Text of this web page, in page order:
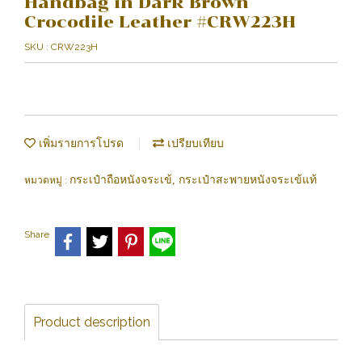
Crocodile Leather #CRW223H
SKU : CRW223H
เพิ่มรายการโปรด เปรียบเทียบ
หมวดหมู่ : กระเป๋าถือหนังจระเข้, กระเป๋าสะพายหนังจระเข้แท้
Share
Product description